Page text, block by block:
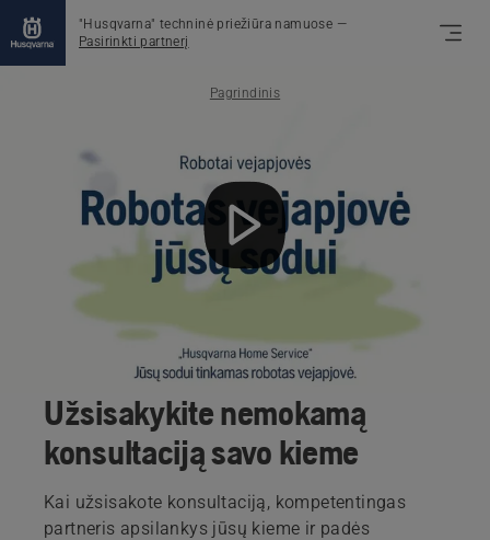
"Husqvarna" techninė priežiūra namuose —
Pasirinkti partnerį
Pagrindinis
Užsisakykite nemokamą
konsultaciją savo kieme
Kai užsisakote konsultaciją, kompetentingas
partneris apsilankys jūsų kieme ir padės